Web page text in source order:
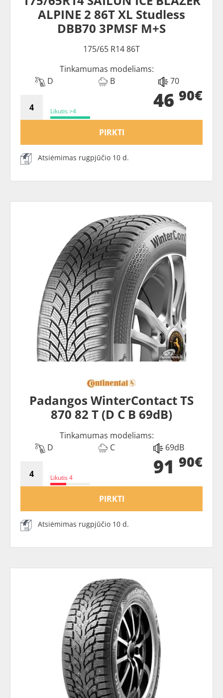
ALPINE 2 86T XL Studless
DBB70 3PMSF M+S
175/65 R14 86T
Tinkamumas modeliams:
D
B 70
Likutis >4 46 90€
PIRKTI
Atsiėmimas rugpjūčio 10 d.
Padangos WinterContact TS
870 82 T (D C B 69dB)
Tinkamumas modeliams:
D
C 69dB
Likutis 4 91 90€
PIRKTI
Atsiėmimas rugpjūčio 10 d.